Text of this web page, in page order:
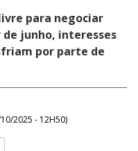
para negociar
junho, interesses
por parte de
2025 - 12H50)